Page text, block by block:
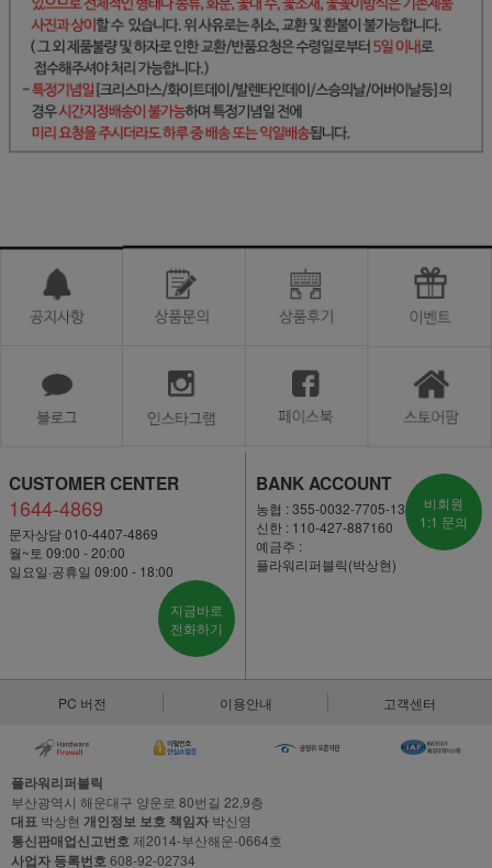
CUSTOMER CENTER
1644-4869
문자상담 010-4407-4869
월~토 09:00 - 20:00
일요일·공휴일 09:00 - 18:00
지금바로
전화하기
BANK ACCOUNT
농협 : 355-0032-7705-13
신한 : 110-427-887160
예금주 :
플라워리퍼블릭(박상현)
비회원
1:1 문의
PC 버전 이용안내 고객센터
플라워리퍼블릭
부산광역시 해운대구 양운로 80번길 22,9층
대표 박상현 개인정보 보호 책임자 박신영
통신판매업신고번호제2014-부산해운-0664호
사업자 등록번호608-92-02734